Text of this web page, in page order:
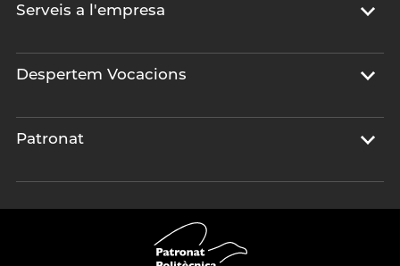
Serveis a l'empresa
Despertem Vocacions
Patronat